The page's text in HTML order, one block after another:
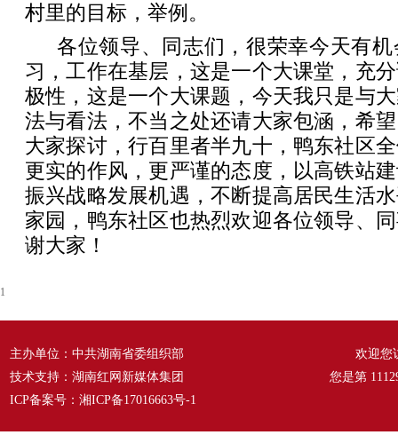
村里的目标，举例。
各位领导、同志们，很荣幸今天有
习，工作在基层，这是一个大课堂，充
极性，这是一个大课题，今天我只是与
法与看法，不当之处还请大家包涵，希
大家探讨，行百里者半九十，鸭东社区
更实的作风，更严谨的态度，以高铁站
振兴战略发展机遇，不断提高居民生活
家园，鸭东社区也热烈欢迎各位领导、
谢大家！
1
主办单位：中共湖南省委组织部
技术支持：湖南红网新媒体集团
ICP备案号： 湘ICP备17016663号-1
欢迎您
您是第